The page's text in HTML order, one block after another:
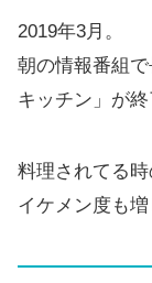
2019年3月。
朝の情報番組
キッチン」が終
料理されてる時
イケメン度も増